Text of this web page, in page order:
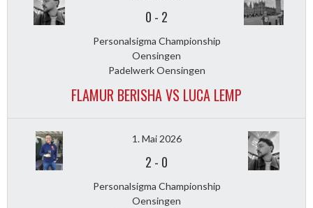
0 - 2
Personalsigma Championship
Oensingen
Padelwerk Oensingen
FLAMUR BERISHA VS LUCA LEMP
1. Mai 2026
2 - 0
Personalsigma Championship
Oensingen